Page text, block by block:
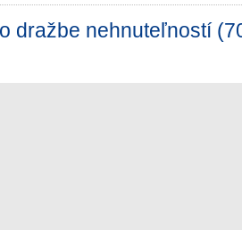
dražbe nehnuteľností